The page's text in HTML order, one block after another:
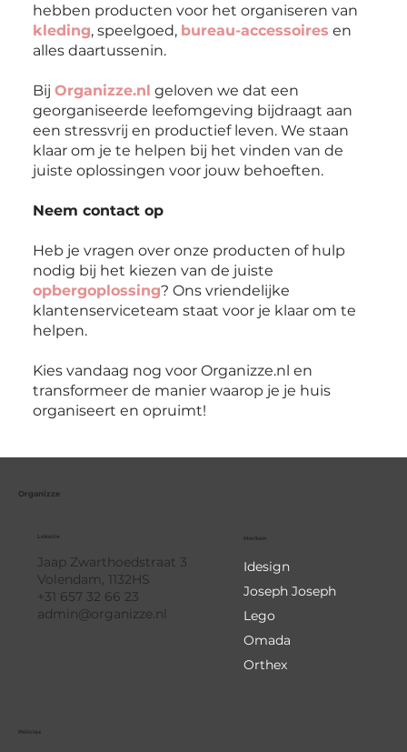
hebben producten voor het organiseren van
kleding, speelgoed, bureau-accessoires en
alles daartussenin.
Bij Organizze.nl geloven we dat een
georganiseerde leefomgeving bijdraagt aan
een stressvrij en productief leven. We staan
klaar om je te helpen bij het vinden van de
juiste oplossingen voor jouw behoeften.
Neem contact op
Heb je vragen over onze producten of hulp
nodig bij het kiezen van de juiste
opbergoplossing? Ons vriendelijke
klantenserviceteam staat voor je klaar om te
helpen.
Kies vandaag nog voor Organizze.nl en
transformeer de manier waarop je je huis
organiseert en opruimt!
Organizze
Jaap Zwarthoedstraat 3
Volendam, 1132HS
+31 657 32 66 23
admin@organizze.nl
Lokatie Merken
Idesign
Joseph Joseph
Lego
Omada
Orthex
Policies